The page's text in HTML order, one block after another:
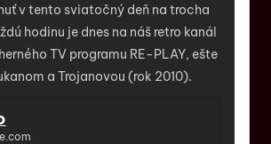
v tento sviatočný deň na trocha
hodinu je dnes na náš retro kanál
TV programu RE-PLAY, ešte
a Trojanovou (rok 2010).